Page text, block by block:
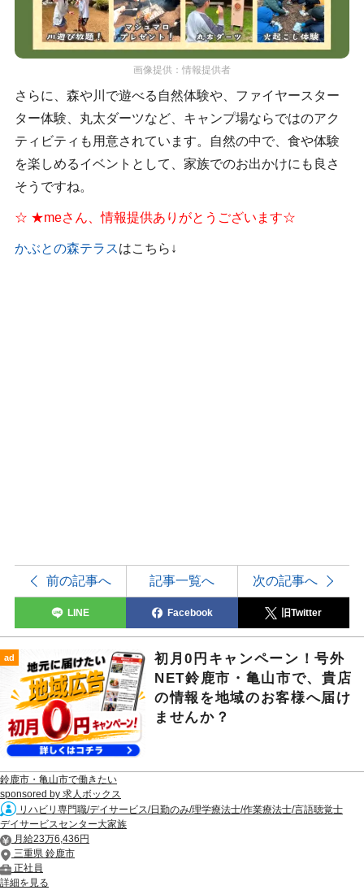
画像提供：情報提供者
さらに、森や川で遊べる自然体験や、ファイヤースター
ター体験、丸太ダーツなど、キャンプ場ならではのアク
ティビティも用意されています。自然の中で、食や体験
を楽しめるイベントとして、家族でのお出かけにも良さ
そうですね。
☆ ★meさん、情報提供ありがとうございます☆
かぶとの森テラスはこちら↓
前の記事へ 記事一覧へ 次の記事へ
LINE Facebook 旧Twitter
ad
初月0円キャンペーン！号外
NET鈴鹿市・亀山市で、貴店
の情報を地域のお客様へ届け
ませんか？
鈴鹿市・亀山市で働きたい
sponsored by 求人ボックス
リハビリ専門職/デイサービス/日勤のみ/理学療法士/作業療法士/言語聴覚士
デイサービスセンター大家族
月給23万6,436円
三重県 鈴鹿市
正社員
詳細を見る